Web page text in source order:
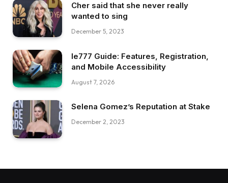
Cher said that she never really
wanted to sing
December 5, 2023
Ie777 Guide: Features, Registration,
and Mobile Accessibility
August 7, 2026
Selena Gomez’s Reputation at Stake
December 2, 2023